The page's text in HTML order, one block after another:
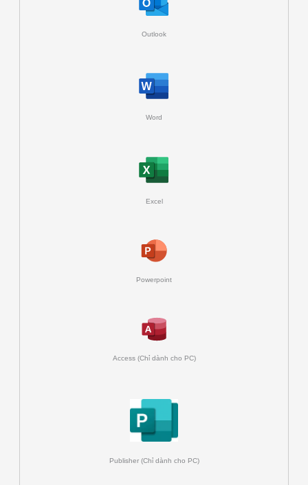
Outlook
Word
Excel
Powerpoint
Access (Chỉ dành cho PC)
Publisher (Chỉ dành cho PC)